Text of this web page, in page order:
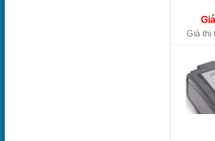
Giá thị